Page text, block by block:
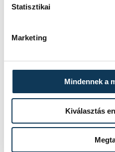
Statisztikai
Marketing
Mindennek a
Kiválasztás